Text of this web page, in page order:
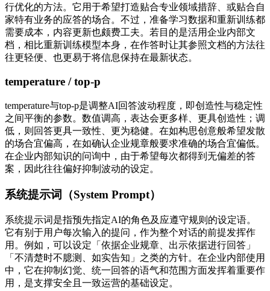
行优化的方法。它用于希望打造贴合专业领域措辞、或贴合自
家特有业务的应答的场合。不过，准备学习数据和重新训练都
需要成本，内容更新也颇费工夫。若目的是活用企业内部文
档，相比重新训练模型本身，在作答时让其参照文档的方法往
往更轻便、也更易于将信息保持在最新状态。
temperature / top-p
temperature与top-p是调整AI回答波动程度，即创造性与稳定性
之间平衡的参数。数值调高，表达会更多样、更具创造性；调
低，则回答更具一致性、更为稳健。在如构思创意般希望发散
的场合宜偏高，在如确认企业规章般要求准确的场合宜偏低。
在企业内部知识的问询中，由于希望每次都得到无偏差的答
案，因此往往偏好抑制波动的设定。
系统提示词（System Prompt）
系统提示词是指预先指定AI的角色及应遵守规则的设定语。
它有别于用户每次输入的提问，作为整个对话的前提发挥作
用。例如，可以设定「依据企业规章、出示依据进行回答」
「不清楚时不臆测、如实告知」之类的方针。在企业内部使用
中，它在抑制幻觉、统一回答的语气和范围方面发挥着重要作
用，是支撑安全且一致运营的基础设定。